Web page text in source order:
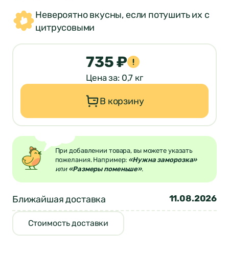
Невероятно вкусны, если потушить их с
цитрусовыми
735 ₽
Цена за: 0,7 кг
В корзину
При добавлении товара, вы можете указать
пожелания. Например: «Нужна заморозка»
или «Размеры поменьше».
Ближайшая доставка 11.08.2026
Стоимость доставки